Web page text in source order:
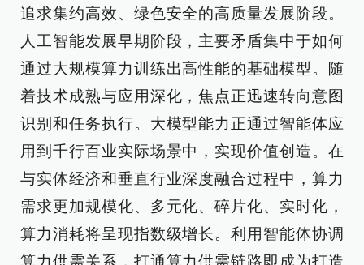
追求集约高效、绿色安全的高质量发展阶段。
人工智能发展早期阶段，主要矛盾集中于如何
通过大规模算力训练出高性能的基础模型。随
着技术成熟与应用深化，焦点正迅速转向意图
识别和任务执行。大模型能力正通过智能体应
用到千行百业实际场景中，实现价值创造。在
与实体经济和垂直行业深度融合过程中，算力
需求更加规模化、多元化、碎片化、实时化，
算力消耗将呈现指数级增长。利用智能体协调
算力供需关系，打通算力供需链路即成为打造